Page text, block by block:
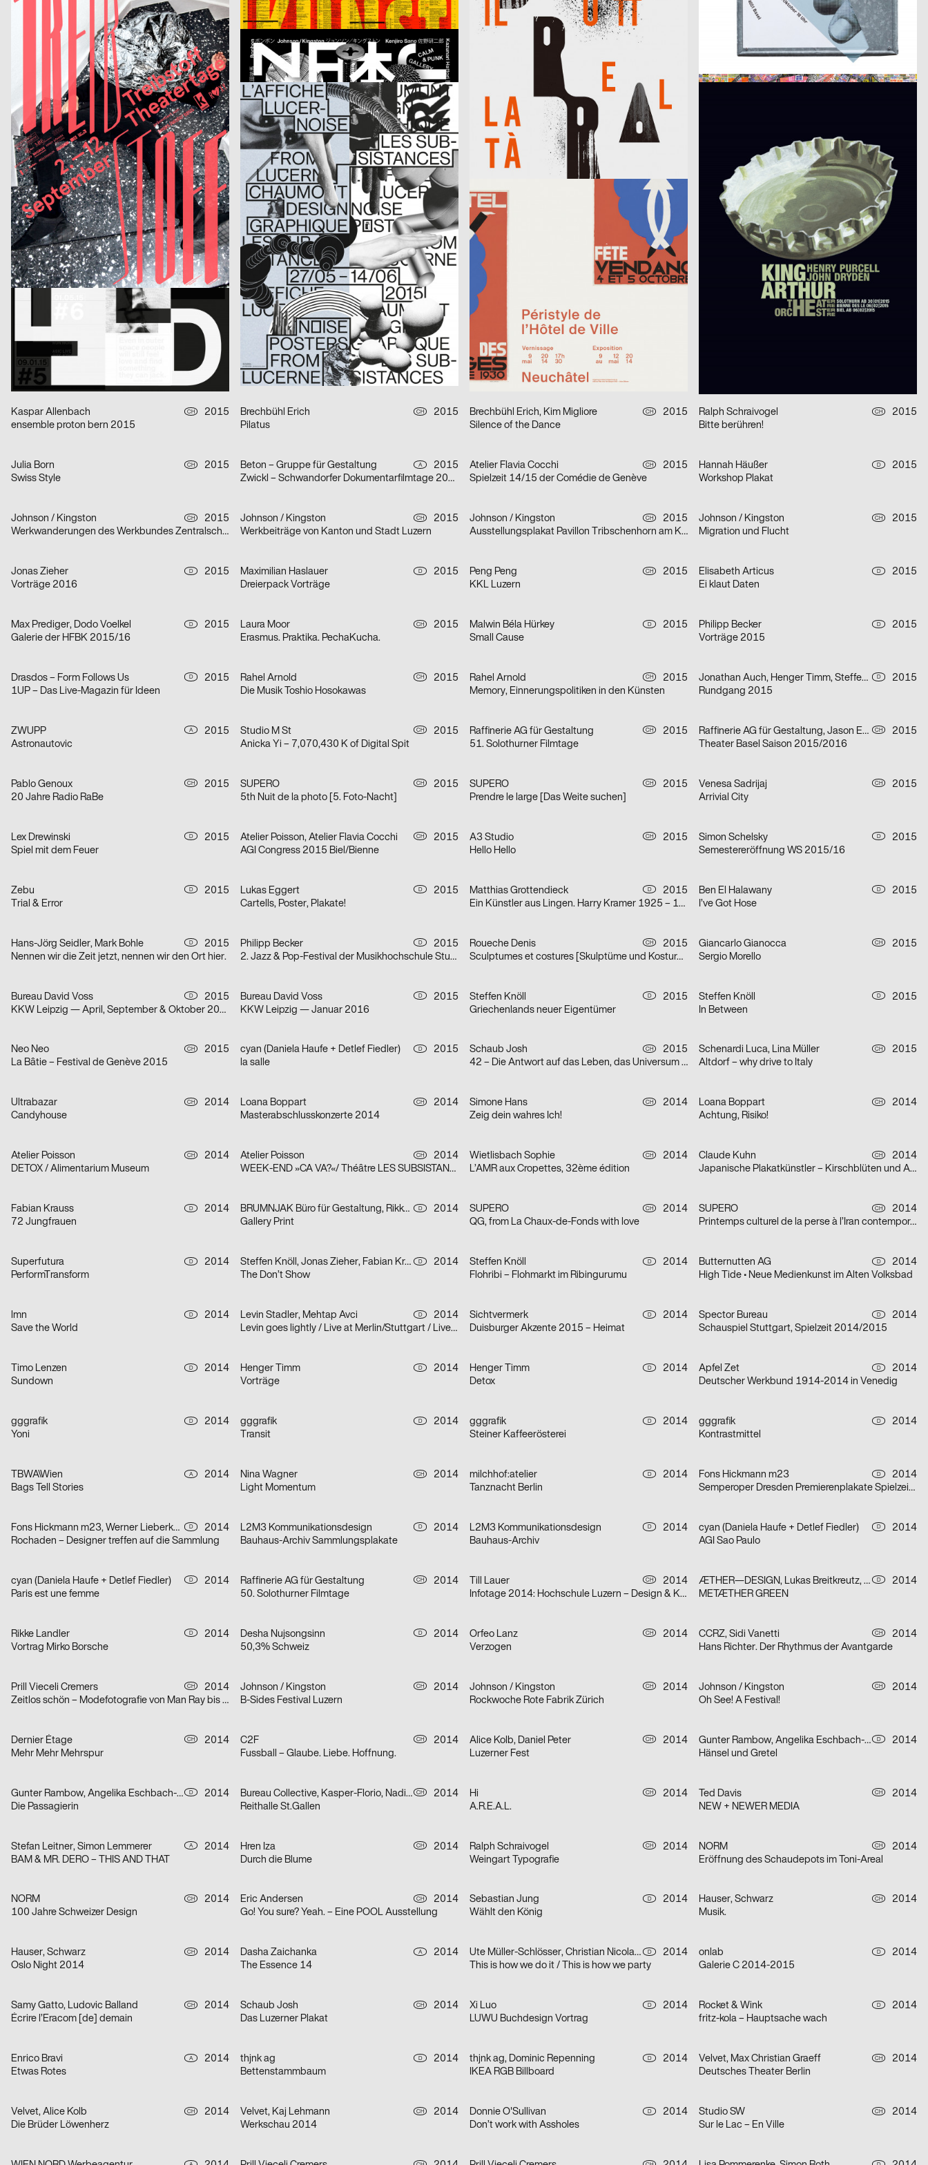
Brechbühl Erich CH
2015
Frische Tourismusplakate
Stephanie Cuérel, Schaub Josh CH
2015
Schweiz – Japan
Jazz Festival Willisau 2015
2015
Design x Taipei
Präsens Büro CH
2015
BOLD
Präsens Büro CH
2015
L’affiche Lucernoise [Luzerner Plakate]
Chris Gautschi CH
Retrospektive Alex Billeter
Troxler Niklaus CH
2015
Jürg Wickihalder – Barry Guy – Lucas Niggli
Mauchle Isabelle CH
2015
Howlong Wolf
Velvet Creative Office Daniel Wiesmann D
Elias Hanzer
2015
Nochmal – Manifest
Alice Kolb CH
2015
Das doppelte Lottchen
Mark Bohle D
2015
Yum-Yum!
Mark Bohle D
Wippen
Robin Weißenborn
2015
Horizonte – Vortragsreihe Sommersemester 2015
HELLOGRAPH D
2015
Made in Potsdam (MIP)
HAMMER CH
2015
East/West
Fons Hickmann m23, Denise J. Reytan
Die Teile des Ganzen
Fons Hickmann m23, studio lindhorst-emme Fons Hickmann m23
2015
Kafka’s Verwandlung
Fons Hickmann m23
02. Juni 67
CH
Tourismus-Region Andermatt (Bernhard Russi)
Bureau Collective
2015
Tourismus-Region Andermatt
Mark Frick, Bureau Collective CH
2015
Furor Floralis, Textilmuseum St.Gallen
Timo Lenzen
Striped Hills
Kaspar Allenbach CH
2015
ensemble proton bern 2015
Brechbühl Erich CH
2015
Pilatus
Brechbühl Erich, Kim Migliore CH
2015
Silence of the Dance
Ralph Schraivogel CH
2015
Bitte berühren!
Julia Born CH
2015
Swiss Style
Beton – Gruppe für Gestaltung A
2015
Zwickl – Schwandorfer Dokumentarfilmtage 2015
Atelier Flavia Cocchi CH
2015
Spielzeit 14/15 der Comédie de Genève
Hannah Häußer D
2015
Workshop Plakat
Johnson / Kingston CH
2015
Werkwanderungen des Werkbundes Zentralschweiz
Johnson / Kingston CH
2015
Werkbeiträge von Kanton und Stadt Luzern
Johnson / Kingston CH
2015
Ausstellungsplakat Pavillon Tribschenhorn am Kunsthoch Luzern
Johnson / Kingston CH
2015
Migration und Flucht
Jonas Zieher D
2015
Vorträge 2016
Maximilian Haslauer D
2015
Dreierpack Vorträge
Peng Peng CH
2015
KKL Luzern
Elisabeth Articus D
2015
Ei klaut Daten
Max Prediger, Dodo Voelkel D
2015
Galerie der HFBK 2015/16
Laura Moor CH
2015
Erasmus. Praktika. PechaKucha.
Malwin Béla Hürkey D
2015
Small Cause
Philipp Becker D
2015
Vorträge 2015
Drasdos – Form Follows Us D
2015
1UP – Das Live-Magazin für Ideen
Rahel Arnold CH
2015
Die Musik Toshio Hosokawas
Rahel Arnold CH
2015
Memory, Einnerungspolitiken in den Künsten
Jonathan Auch, Henger Timm, Steffen Knöll, Kormann Raffael, Fabian Krauss D
2015
Rundgang 2015
ZWUPP A
2015
Astronautovic
Studio M St CH
2015
Anicka Yi – 7,070,430 K of Digital Spit
Raffinerie AG für Gestaltung CH
2015
51. Solothurner Filmtage
Raffinerie AG für Gestaltung, Jason Evans CH
2015
Theater Basel Saison 2015/2016
Pablo Genoux CH
2015
20 Jahre Radio RaBe
SUPERO CH
2015
5th Nuit de la photo [5. Foto-Nacht]
SUPERO CH
2015
Prendre le large [Das Weite suchen]
Venesa Sadrijaj CH
2015
Arrivial City
Lex Drewinski D
2015
Spiel mit dem Feuer
Atelier Poisson, Atelier Flavia Cocchi CH
2015
AGI Congress 2015 Biel/Bienne
A3 Studio CH
2015
Hello Hello
Simon Schelsky D
2015
Semestereröffnung WS 2015/16
Zebu D
2015
Trial & Error
Lukas Eggert D
2015
Cartells, Poster, Plakate!
Matthias Grottendieck D
2015
Ein Künstler aus Lingen. Harry Kramer 1925 – 1997
Ben El Halawany D
2015
I’ve Got Hose
Hans-Jörg Seidler, Mark Bohle D
2015
Nennen wir die Zeit jetzt, nennen wir den Ort hier.
Philipp Becker D
2015
2. Jazz & Pop-Festival der Musikhochschule Stuttgart
Roueche Denis CH
2015
Sculptumes et costures [Skulptüme und Kosturen]
Giancarlo Gianocca CH
2015
Sergio Morello
Bureau David Voss D
2015
KKW Leipzig — April, September & Oktober 2015
Bureau David Voss D
2015
KKW Leipzig — Januar 2016
Steffen Knöll D
2015
Griechenlands neuer Eigentümer
Steffen Knöll D
2015
In Between
Neo Neo CH
2015
La Bâtie – Festival de Genève 2015
cyan (Daniela Haufe + Detlef Fiedler) D
2015
la salle
Schaub Josh CH
2015
42 – Die Antwort auf das Leben, das Universum und alles
Schenardi Luca, Lina Müller CH
2015
Altdorf – why drive to Italy
Ultrabazar CH
2014
Candyhouse
Loana Boppart CH
2014
Masterabschlusskonzerte 2014
Simone Hans CH
2014
Zeig dein wahres Ich!
Loana Boppart CH
2014
Achtung, Risiko!
Atelier Poisson CH
2014
DETOX / Alimentarium Museum
Atelier Poisson CH
2014
WEEK-END »CA VA?«/ Théâtre LES SUBSISTANCES
Wietlisbach Sophie CH
2014
L’AMR aux Cropettes, 32ème édition
Claude Kuhn CH
2014
Japanische Plakatkünstler – Kirschblüten und Askese
Fabian Krauss D
2014
72 Jungfrauen
BRUMNJAK Büro für Gestaltung, Rikke Landler D
2014
Gallery Print
SUPERO CH
2014
QG, from La Chaux-de-Fonds with love
SUPERO CH
2014
Printemps culturel de la perse à l’Iran contemporain
Superfutura D
2014
PerformTransform
Steffen Knöll, Jonas Zieher, Fabian Krauss, Mark Bohle, Henger Timm D
2014
The Don’t Show
Steffen Knöll D
2014
Flohribi – Flohmarkt im Ribingurumu
Butternutten AG D
2014
High Tide • Neue Medienkunst im Alten Volksbad
lmn D
2014
Save the World
Levin Stadler, Mehtap Avci D
2014
Levin goes lightly / Live at Merlin/Stuttgart / Live at Stattbad/Berlin
Sichtvermerk D
2014
Duisburger Akzente 2015 – Heimat
Spector Bureau D
2014
Schauspiel Stuttgart, Spielzeit 2014/2015
Timo Lenzen D
2014
Sundown
Henger Timm D
2014
Vorträge
Henger Timm D
2014
Detox
Apfel Zet D
2014
Deutscher Werkbund 1914-2014 in Venedig
gggrafik D
2014
Yoni
gggrafik D
2014
Transit
gggrafik D
2014
Steiner Kaffeerösterei
gggrafik D
2014
Kontrastmittel
TBWA\Wien A
2014
Bags Tell Stories
Nina Wagner CH
2014
Light Momentum
milchhof:atelier D
2014
Tanznacht Berlin
Fons Hickmann m23 D
2014
Semperoper Dresden Premierenplakate Spielzeit 2013/2014
Fons Hickmann m23, Werner Lieberknecht D
2014
Rochaden – Designer treffen auf die Sammlung
L2M3 Kommunikationsdesign D
2014
Bauhaus-Archiv Sammlungsplakate
L2M3 Kommunikationsdesign D
2014
Bauhaus-Archiv
cyan (Daniela Haufe + Detlef Fiedler) D
2014
AGI Sao Paulo
cyan (Daniela Haufe + Detlef Fiedler) D
2014
Paris est une femme
Raffinerie AG für Gestaltung CH
2014
50. Solothurner Filmtage
Till Lauer CH
2014
Infotage 2014: Hochschule Luzern – Design & Kunst
ÆTHER—DESIGN, Lukas Breitkreutz, gggrafik D
2014
METÆTHER GREEN
Rikke Landler D
2014
Vortrag Mirko Borsche
Desha Nujsongsinn D
2014
50,3% Schweiz
Orfeo Lanz CH
2014
Verzogen
CCRZ, Sidi Vanetti CH
2014
Hans Richter. Der Rhythmus der Avantgarde
Prill Vieceli Cremers CH
2014
Zeitlos schön – Modefotografie von Man Ray bis Mario Testino
Johnson / Kingston CH
2014
B-Sides Festival Luzern
Johnson / Kingston CH
2014
Rockwoche Rote Fabrik Zürich
Johnson / Kingston CH
2014
Oh See! A Festival!
Dernier Étage CH
2014
Mehr Mehr Mehrspur
C2F CH
2014
Fussball – Glaube. Liebe. Hoffnung.
Alice Kolb, Daniel Peter CH
2014
Luzerner Fest
Gunter Rambow, Angelika Eschbach-Rambow D
2014
Hänsel und Gretel
Gunter Rambow, Angelika Eschbach-Rambow D
2014
Die Passagierin
Bureau Collective, Kasper-Florio, Nadine Schwery, Dominic Rechsteiner CH
2014
Reithalle St.Gallen
Hi CH
2014
A.R.E.A.L.
Ted Davis CH
2014
NEW + NEWER MEDIA
Stefan Leitner, Simon Lemmerer A
2014
BAM & MR. DERO – THIS AND THAT
Hren Iza CH
2014
Durch die Blume
Ralph Schraivogel CH
2014
Weingart Typografie
NORM CH
2014
Eröffnung des Schaudepots im Toni-Areal
NORM CH
2014
100 Jahre Schweizer Design
Eric Andersen CH
2014
Go! You sure? Yeah. – Eine POOL Ausstellung
Sebastian Jung D
2014
Wählt den König
Hauser, Schwarz CH
2014
Musik.
Hauser, Schwarz CH
2014
Oslo Night 2014
Dasha Zaichanka A
2014
The Essence 14
Ute Müller-Schlösser, Christian Nicolaus D
2014
This is how we do it / This is how we party
onlab D
2014
Galerie C 2014-2015
Samy Gatto, Ludovic Balland CH
2014
Écrire l’Eracom [de] demain
Schaub Josh CH
2014
Das Luzerner Plakat
Xi Luo D
2014
LUWU Buchdesign Vortrag
Rocket & Wink D
2014
fritz-kola – Hauptsache wach
Enrico Bravi A
2014
Etwas Rotes
thjnk ag D
2014
Bettenstammbaum
thjnk ag, Dominic Repenning D
2014
IKEA RGB Billboard
Velvet, Max Christian Graeff CH
2014
Deutsches Theater Berlin
Velvet, Alice Kolb CH
2014
Die Brüder Löwenherz
Velvet, Kaj Lehmann CH
2014
Werkschau 2014
Donnie O'Sullivan D
2014
Don’t work with Assholes
Studio SW CH
2014
Sur le Lac – En Ville